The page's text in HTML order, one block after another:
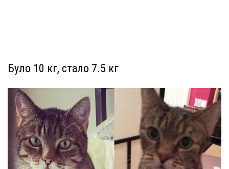
Було 10 кг, стало 7.5 кг